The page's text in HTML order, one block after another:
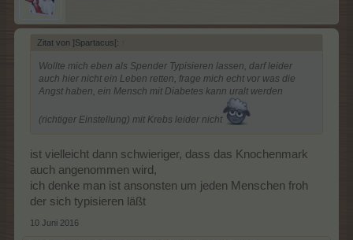
Zitat von ]Spartacus[: ↑
Wollte mich eben als Spender Typisieren lassen, darf leider
auch hier nicht ein Leben retten, frage mich echt vor was die
Angst haben, ein Mensch mit Diabetes kann uralt werden
(richtiger Einstellung) mit Krebs leider nicht
ist vielleicht dann schwieriger, dass das Knochenmark
auch angenommen wird,
ich denke man ist ansonsten um jeden Menschen froh
der sich typisieren läßt
10 Juni 2016